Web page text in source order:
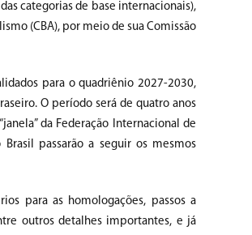
categorias de base internacionais),
(CBA), por meio de sua Comissão
para o quadriênio 2027-2030,
O período será de quatro anos
da Federação Internacional de
passarão a seguir os mesmos
para as homologações, passos a
outros detalhes importantes, e já